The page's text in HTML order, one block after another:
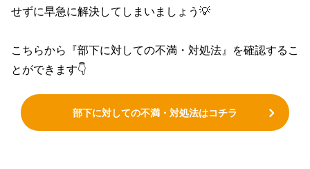
せずに早急に解決してしまいましょう💡
こちらから『部下に対しての不満・対処法』を確認するこ
とができます👇
部下に対しての不満・対処法はコチラ